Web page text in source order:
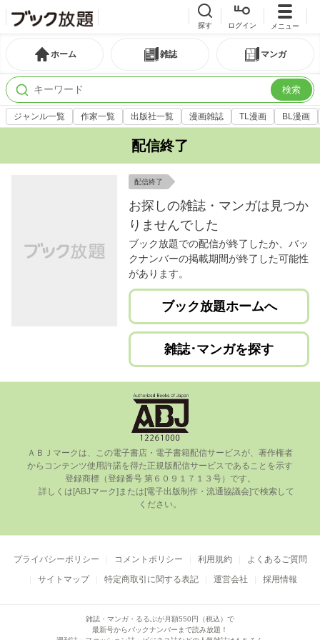
探す ログイン メニュー
ホーム 雑誌 マンガ
検索
ジャンル一覧 作家一覧 出版社一覧 漫画雑誌 TL漫画 BL漫画
配信終了
配信終了
お探しの雑誌・マンガは見つか
りませんでした
ブック放題での配信が終了したか、バッ
クナンバーの掲載期間が終了した可能性
があります。
ブック放題ホームへ
雑誌･マンガを探す
ＡＢＪマークは、この電⼦書店・電⼦書籍配信サービスが、著作権者
からコンテンツ使⽤許諾を得た正規版配信サービスであることを⽰す
登録商標（登録番号 第６０９１７１３号）です。
ください。
プライバシーポリシー コメントポリシー 利用規約
よくあるご質問
サイトマップ
特定商取引に関する表記 運営会社 採用情報
雑誌・マンガ・るるぶが月額550円（税込）で
最新号からバックナンバーまで読み放題！